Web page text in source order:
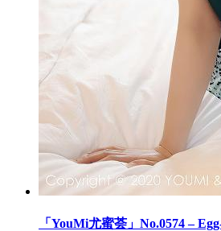
「YouMi尤蜜荟」No.0574 –